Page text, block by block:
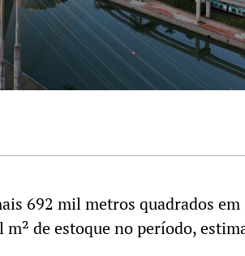
692 mil metros quadrados em
de estoque no período,